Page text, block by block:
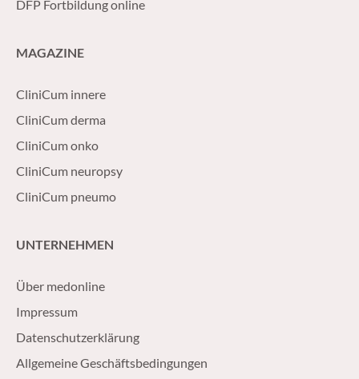
DFP Fortbildung online
MAGAZINE
CliniCum innere
CliniCum derma
CliniCum onko
CliniCum neuropsy
CliniCum pneumo
UNTERNEHMEN
Über medonline
Impressum
Datenschutzerklärung
Allgemeine Geschäftsbedingungen